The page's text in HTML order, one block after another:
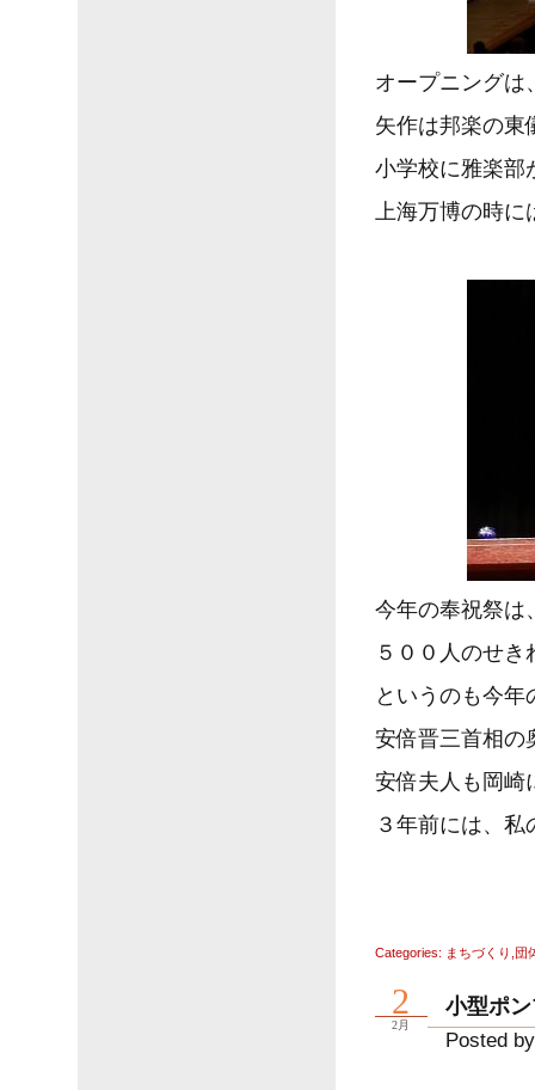
オープニングは
矢作は邦楽の東
小学校に雅楽部
上海万博の時に
今年の奉祝祭は
５００人のせ
というのも今年
安倍晋三首相の
安倍夫人も岡崎
３年前には、
Categories: まちづくり 団
小型ポ
Posted
2
2月